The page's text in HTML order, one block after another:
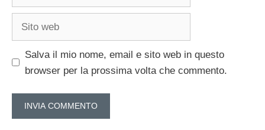
Sito
Salva il mio nome, email e sito web in questo
browser per la prossima volta che commento.